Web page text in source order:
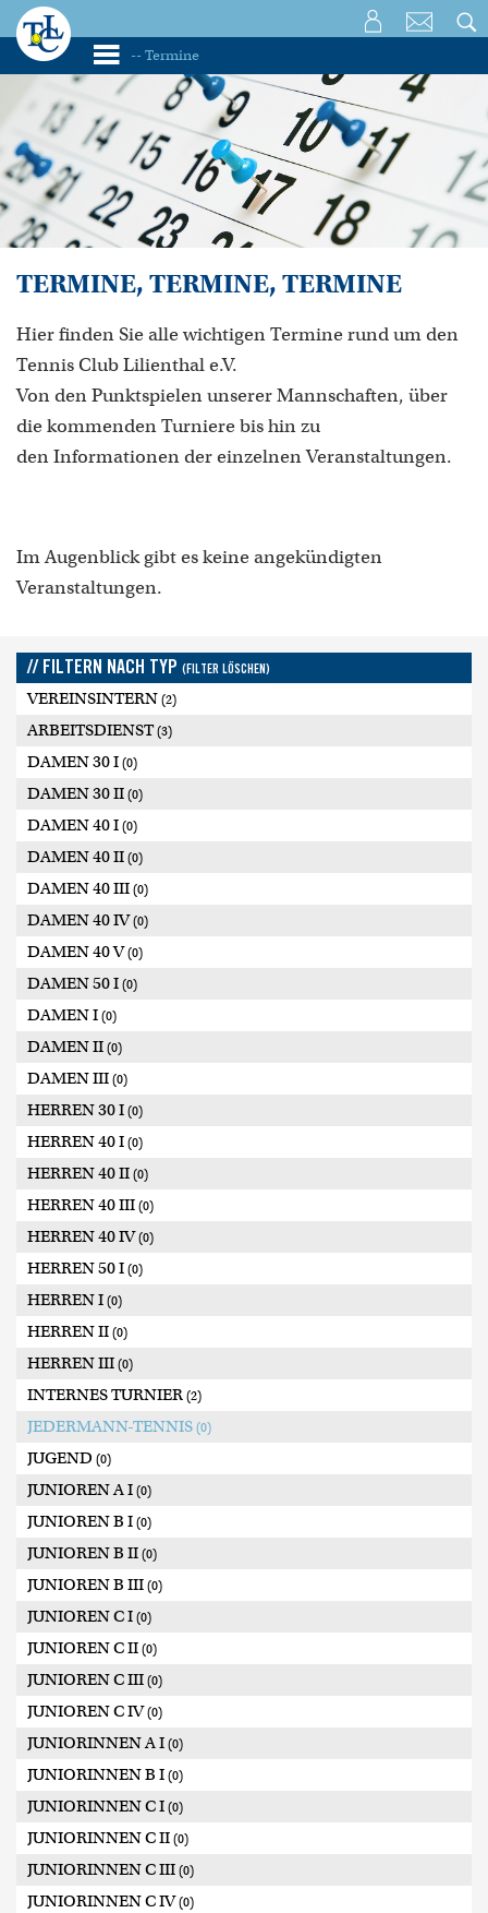
TERMINE, TERMINE, TERMINE
Hier finden Sie alle wichtigen Termine rund um den
Tennis Club Lilienthal e.V.
Von den Punktspielen unserer Mannschaften, über
die kommenden Turniere bis hin zu
den Informationen der einzelnen Veranstaltungen.
Im Augenblick gibt es keine angekündigten
Veranstaltungen.
// FILTERN NACH TYP (FILTER LÖSCHEN)
VEREINSINTERN (2)
ARBEITSDIENST(3)
DAMEN 30 I (0)
DAMEN 30 II (0)
DAMEN 40 I (0)
DAMEN 40 II (0)
DAMEN 40 III (0)
DAMEN 40 IV(0)
DAMEN 40 V(0)
DAMEN 50 I (0)
DAMEN I (0)
DAMEN II (0)
DAMEN III (0)
HERREN 30 I (0)
HERREN 40 I (0)
HERREN 40 II (0)
HERREN 40 III (0)
HERREN 40 IV(0)
HERREN 50 I (0)
HERREN I (0)
HERREN II (0)
HERREN III (0)
INTERNES TURNIER (2)
JEDERMANN-TENNIS (0)
JUGEND (0)
JUNIOREN A I (0)
JUNIOREN B I (0)
JUNIOREN B II (0)
JUNIOREN B III (0)
JUNIOREN C I (0)
JUNIOREN C II (0)
JUNIOREN C III (0)
JUNIOREN C IV(0)
JUNIORINNEN A I (0)
JUNIORINNEN B I (0)
JUNIORINNEN C I (0)
JUNIORINNEN C II (0)
JUNIORINNEN C III (0)
JUNIORINNEN C IV(0)